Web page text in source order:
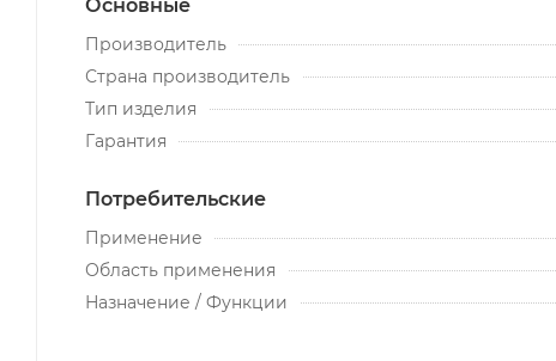
Основные
Производитель
Страна производитель
Тип изделия
Гарантия
Потребительские
Применение
Область применения
Назначение / Функции